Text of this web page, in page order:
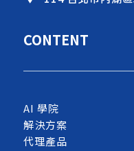
CONTENT
AI 學院
解決方案
代理產品